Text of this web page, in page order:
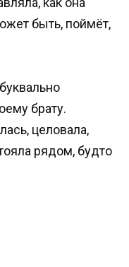
быть, поймёт,
брату.
целовала,
рядом, будто